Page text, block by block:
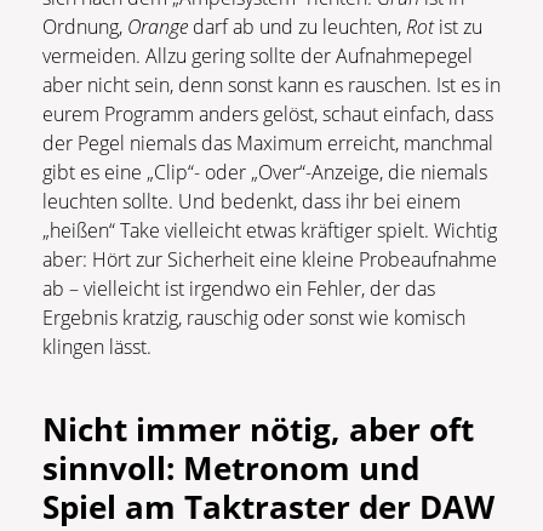
Ordnung, Orange darf ab und zu leuchten,Rotist zu
vermeiden. Allzu gering sollte der Aufnahmepegel
aber nicht sein, denn sonst kann es rauschen. Ist es in
eurem Programm anders gelöst, schaut einfach, dass
der Pegel niemals das Maximum erreicht, manchmal
gibt es eine „Clip“- oder „Over“-Anzeige, die niemals
leuchten sollte. Und bedenkt, dass ihr bei einem
„heißen“ Take vielleicht etwas kräftiger spielt. Wichtig
aber: Hört zur Sicherheit eine kleine Probeaufnahme
ab – vielleicht ist irgendwo ein Fehler, der das
Ergebnis kratzig, rauschig oder sonst wie komisch
klingen lässt.
Nicht immer nötig, aber oft
sinnvoll: Metronom und
Spiel am Taktraster der DAW